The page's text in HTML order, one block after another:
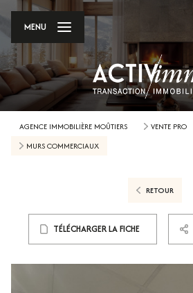
MENU
AGENCE IMMOBILIÈRE MOÛTIERS VENTE PRO
MURS COMMERCIAUX
RETOUR
TÉLÉCHARGER LA FICHE